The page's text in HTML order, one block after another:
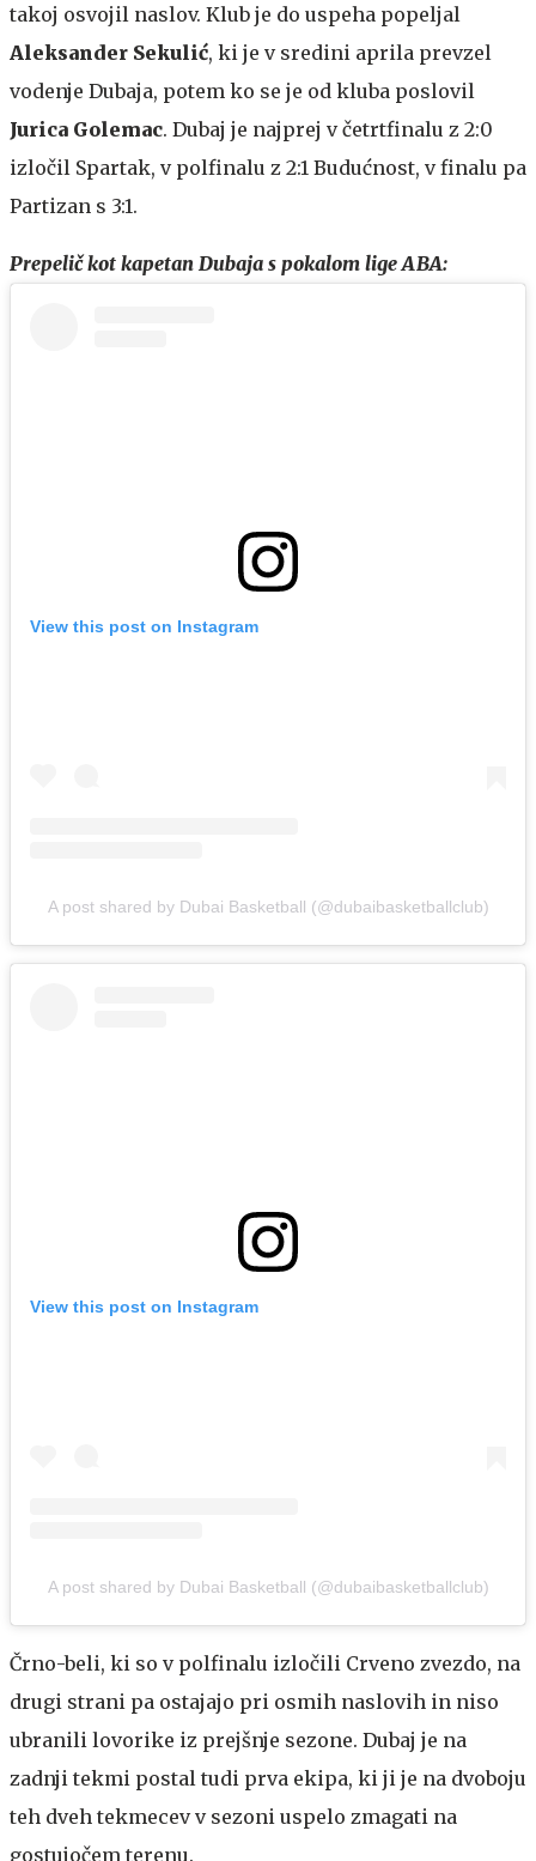
takoj osvojil naslov. Klub je do uspeha popeljal
Aleksander Sekulić, ki je v sredini aprila prevzel
vodenje Dubaja, potem ko se je od kluba poslovil
Jurica Golemac. Dubaj je najprej v četrtfinalu z 2:0
izločil Spartak, v polfinalu z 2:1 Budućnost, v finalu pa
Partizan s 3:1.
Prepelič kot kapetan Dubaja s pokalom lige ABA:
View this post on Instagram
A post shared by Dubai Basketball (@dubaibasketballclub)
View this post on Instagram
A post shared by Dubai Basketball (@dubaibasketballclub)
Črno-beli, ki so v polfinalu izločili Crveno zvezdo, na
drugi strani pa ostajajo pri osmih naslovih in niso
ubranili lovorike iz prejšnje sezone. Dubaj je na
zadnji tekmi postal tudi prva ekipa, ki ji je na dvoboju
teh dveh tekmecev v sezoni uspelo zmagati na
gostujočem terenu.